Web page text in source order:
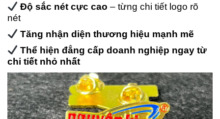
Độ sắc nét cực cao – từng chi tiết logo rõ
nét
Tăng nhận diện thương hiệu mạnh mẽ
Thể hiện đẳng cấp doanh nghiệp ngay từ
chi tiết nhỏ nhất